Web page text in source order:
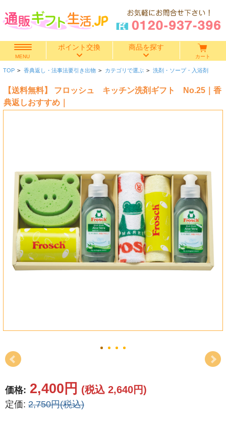
MENU
ポイント交換 商品を探す
快気祝い
香典返し
結婚引き出物
出産祝い
結婚祝い
新築祝い
プレゼント
長寿のお祝い
カタログ
カート
TOP > 香典返し・法事法要引き出物 > カテゴリで選ぶ > 洗剤・ソープ・入浴剤
【送料無料】 フロッシュ キッチン洗剤ギフト No.25｜香
典返しおすすめ｜
価格: 2,400円 (税込 2,640円)
定価: 2,750円(税込)